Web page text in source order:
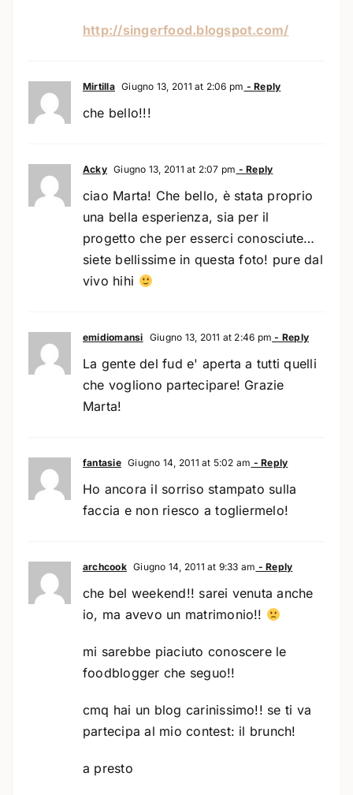
http://singerfood.blogspot.com/
Mirtilla Giugno 13, 2011 at 2:06 pm - Reply
che bello!!!
Acky Giugno 13, 2011 at 2:07 pm - Reply
ciao Marta! Che bello, è stata proprio
una bella esperienza, sia per il
progetto che per esserci conosciute…
siete bellissime in questa foto! pure dal
vivo hihi
emidiomansi Giugno 13, 2011 at 2:46 pm - Reply
La gente del fud e' aperta a tutti quelli
che vogliono partecipare! Grazie
Marta!
fantasie Giugno 14, 2011 at 5:02 am - Reply
Ho ancora il sorriso stampato sulla
faccia e non riesco a togliermelo!
archcook Giugno 14, 2011 at 9:33 am - Reply
che bel weekend!! sarei venuta anche
io, ma avevo un matrimonio!!
mi sarebbe piaciuto conoscere le
foodblogger che seguo!!
cmq hai un blog carinissimo!! se ti va
partecipa al mio contest: il brunch!
a presto